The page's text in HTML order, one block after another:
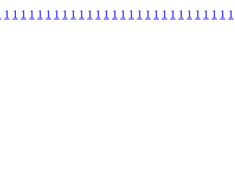
1 1 1 1 1 1 1 1 1 1 1 1 1 1 1 1 1 1 1 1 1 1 1 1 1 1 1 1